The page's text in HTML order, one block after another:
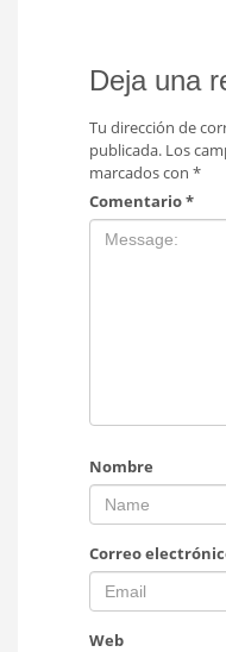
Deja una
Tu dirección de
publicada. Los
marcados con *
Comentario*
Nombre
Correo
Web